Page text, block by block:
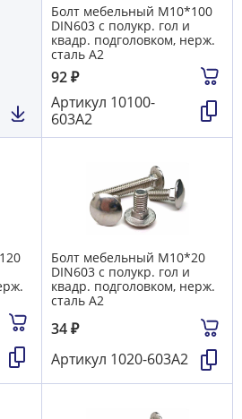
стали A274
стали A213
нержавеющей стали A214
Болт мебельный М10*100
DIN603 с полукр. гол и
квадр. подголовком, нерж.
сталь А2
92₽
Артикул 10100-
603А2
Болт мебельный М10*20
DIN603 с полукр. гол и
квадр. подголовком, нерж.
сталь А2
34₽
Артикул 1020-603А2